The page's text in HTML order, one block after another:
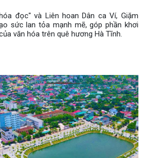
đọc" và Liên hoan Dân ca Ví, Giặm
sức lan tỏa mạnh mẽ, góp phần khơi
văn hóa trên quê hương Hà Tĩnh.